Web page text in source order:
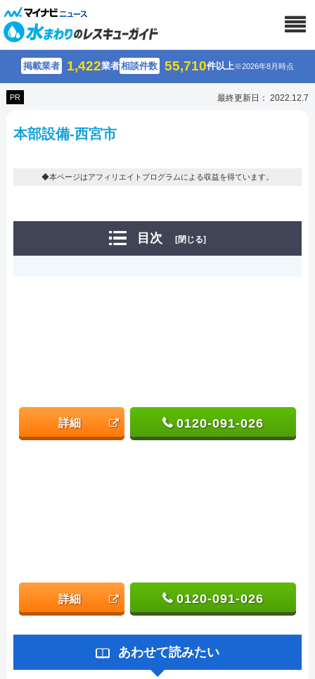
掲載業者 1,422業者相談件数 55,710件以上※2026年8月時点
PR 最終更新日： 2022.12.7
本部設備-西宮市
◆本ページはアフィリエイトプログラムによる収益を得ています。
目次 [閉じる]
詳細 0120-091-026
詳細 0120-091-026
あわせて読みたい